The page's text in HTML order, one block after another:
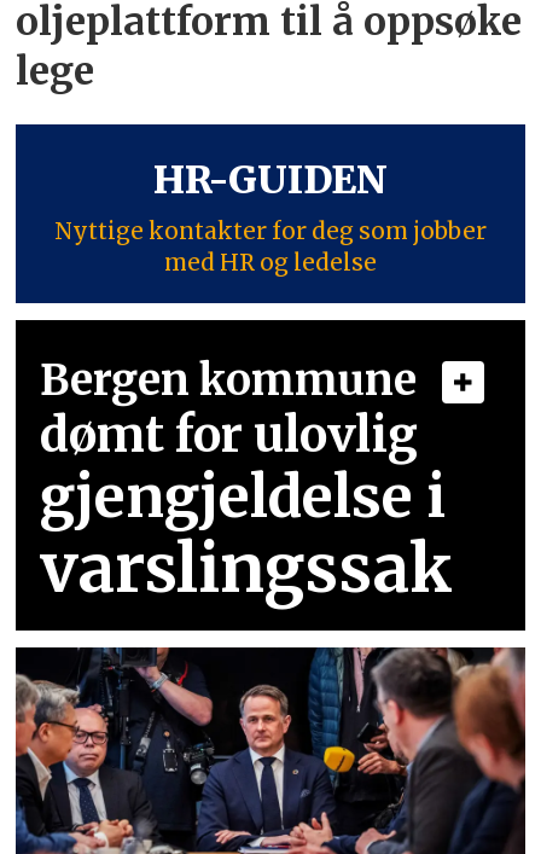
oljeplattform til å oppsøke
lege
HR-GUIDEN
Nyttige kontakter for deg som jobber
med HR og ledelse
Bergen kommune
dømt for ulovlig
gjengjeldelse i
varslingssak